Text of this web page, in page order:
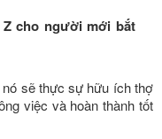
cho người mới bắt
sẽ thực sự hữu ích thợ
việc và hoàn thành tốt